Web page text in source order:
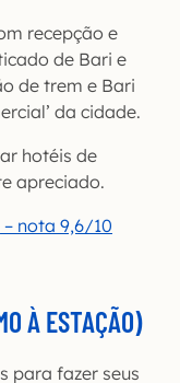
recepção e
de Bari e
de trem e Bari
da cidade.
hotéis de
apreciado.
nota 9,6/10
À ESTAÇÃO)
para fazer seus